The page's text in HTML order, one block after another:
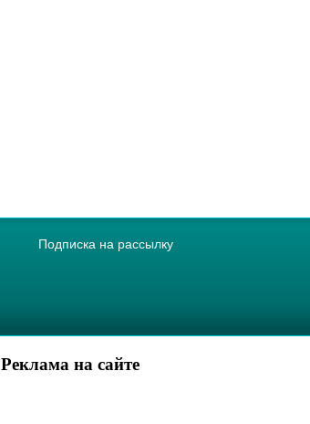
Подписка на рассылку
Реклама на сайте